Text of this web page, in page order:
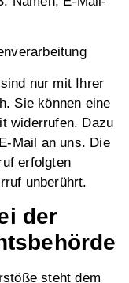
nur mit Ihrer
Sie können eine
widerrufen. Dazu
Mail an uns. Die
erfolgten
unberührt.
der
steht dem